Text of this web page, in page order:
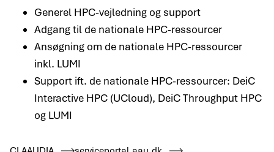
Generel HPC-vejledning og support
Adgang til de nationale HPC-ressourcer
Ansøgning om de nationale HPC-ressourcer
inkl. LUMI
Support ift. de nationale HPC-ressourcer: DeiC
Interactive HPC (UCloud), DeiC Throughput HPC
og LUMI